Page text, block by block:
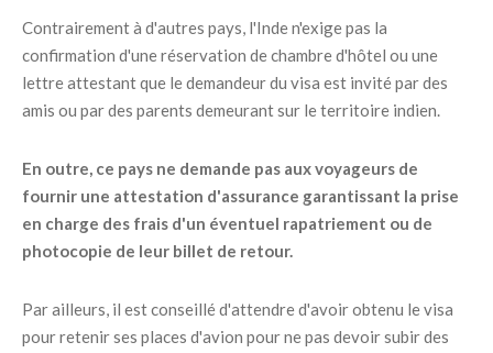
Contrairement à d'autres pays, l'Inde n'exige pas la
confirmation d'une réservation de chambre d'hôtel ou une
lettre attestant que le demandeur du visa est invité par des
amis ou par des parents demeurant sur le territoire indien.
En outre, ce pays ne demande pas aux voyageurs de
fournir une attestation d'assurance garantissant la prise
en charge des frais d'un éventuel rapatriement ou de
photocopie de leur billet de retour.
Par ailleurs, il est conseillé d'attendre d'avoir obtenu le visa
pour retenir ses places d'avion pour ne pas devoir subir des